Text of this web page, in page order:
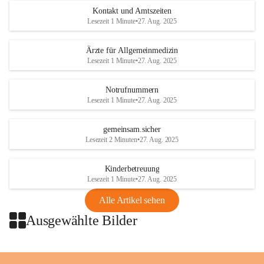
Tel. +43 1 404 40 - 327 15
Fax +43 1 404 40 - 390 27
omv.alarmdienst@kontraktor.at
Kontakt und Amtszeiten
Lesezeit 1 Minute•27. Aug. 2025
Ärzte für Allgemeinmedizin
Lesezeit 1 Minute•27. Aug. 2025
Notrufnummern
Lesezeit 1 Minute•27. Aug. 2025
gemeinsam.sicher
Lesezeit 2 Minuten•27. Aug. 2025
Kinderbetreuung
Lesezeit 1 Minute•27. Aug. 2025
Alle Artikel sehen
Ausgewählte Bilder
+2